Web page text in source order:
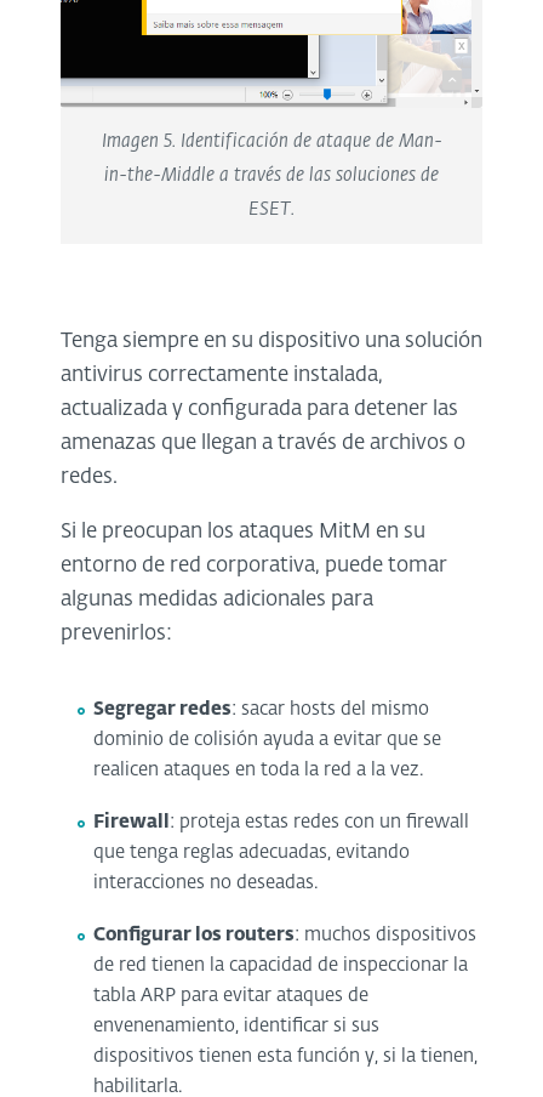
Imagen 5. Identificación de ataque de Man-
in-the-Middle a través de las soluciones de
ESET.
Tenga siempre en su dispositivo una solución
antivirus correctamente instalada,
actualizada y configurada para detener las
amenazas que llegan a través de archivos o
redes.
Si le preocupan los ataques MitM en su
entorno de red corporativa, puede tomar
algunas medidas adicionales para
prevenirlos:
Segregar redes: sacar hosts del mismo
dominio de colisión ayuda a evitar que se
realicen ataques en toda la red a la vez.
Firewall : proteja estas redes con un firewall
que tenga reglas adecuadas, evitando
interacciones no deseadas.
Configurar los routers: muchos dispositivos
de red tienen la capacidad de inspeccionar la
tabla ARP para evitar ataques de
envenenamiento, identificar si sus
dispositivos tienen esta función y, si la tienen,
habilitarla.